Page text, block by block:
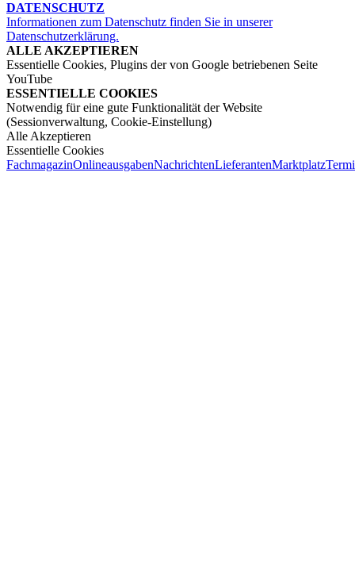
DATENSCHUTZ
Informationen zum Datenschutz finden Sie in unserer
Datenschutzerklärung.
ALLE AKZEPTIEREN
Essentielle Cookies, Plugins der von Google betriebenen Seite
YouTube
ESSENTIELLE COOKIES
Notwendig für eine gute Funktionalität der Website
(Sessionverwaltung, Cookie-Einstellung)
Alle Akzeptieren
Essentielle Cookies
FachmagazinOnlineausgabenNachrichtenLieferantenMarktplatz